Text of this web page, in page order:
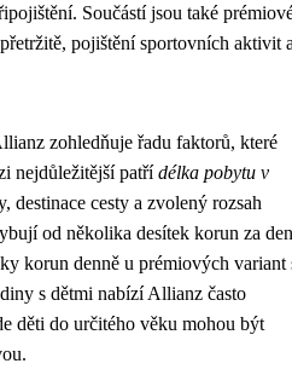
Součástí jsou také
pojištění sportovních aktivit
zohledňuje řadu faktorů, které
nejdůležitější patřídélka pobytu v
destinace cesty a zvolený rozsah
od několika desítek korun za
korun denně u prémiových variant
s dětmi nabízí Allianz často
děti do určitého věku mohou být